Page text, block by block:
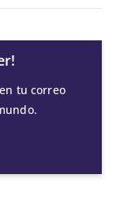
tu correo